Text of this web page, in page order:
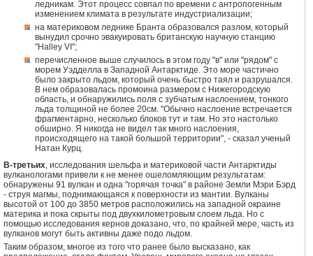
ледникам. Этот процесс совпал по времени с антропогенным
изменением климата в результате индустриализации;
на материковом леднике Бранта образовался разлом, который
вынудил срочно эвакуировать британскую научную станцию
"Halley VI";
перечисленное выше случилось в этом году "в" или "рядом" с
морем Уэдделла в Западной Антарктиде. Это море частично
было закрыто льдом, который очень быстро таял и разрушался.
В нем образовалась промоина размером с Нижегородскую
область, и обнаружились поля с зубчатым наслоением, тонкого
льда толщиной не более 20см. "Обычно наслоение встречается
фрагментарно, несколько блоков тут и там. Но это настолько
обширно. Я никогда не видел так много наслоения,
происходящего на такой большой территории", - сказал ученый
Натан Курц.
В-третьих, исследования шельфа и материковой части Антарктиды
вулканологами привели к не менее ошеломляющим результатам:
обнаружены 91 вулкан и одна "горячая точка" в районе Земли Мэри Бэрд
- струя магмы, поднимающаяся к поверхности из мантии. Вулканы
высотой от 100 до 3850 метров расположились на западной окраине
материка и пока скрыты под двухкилометровым слоем льда. Но с
помощью исследования кернов доказано, что, по крайней мере, часть из
вулканов могут быть активны даже подо льдом.
Таким образом, многое из того что ранее было высказано, как